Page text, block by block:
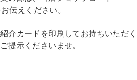
伝えください。
介カードを印刷してお持ちいただく
提示くださいませ。